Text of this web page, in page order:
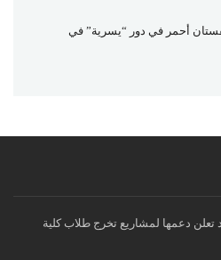
أحمر في دور “يسرية” في
تعلن دعمها لمشاريع تخرج طلاب كلية